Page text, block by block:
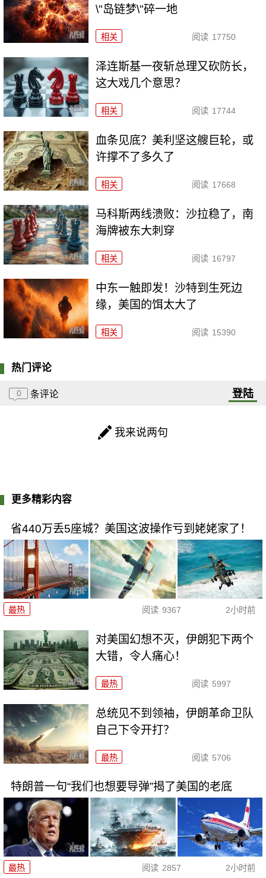
\"岛链梦\"碎一地
相关 阅读 17750
泽连斯基一夜斩总理又砍防长，
这大戏几个意思？
相关 阅读 17744
血条见底？美利坚这艘巨轮，或
许撑不了多久了
相关 阅读 17668
马科斯两线溃败：沙拉稳了，南
海牌被东大刺穿
相关 阅读 16797
中东一触即发！沙特到生死边
缘，美国的饵太大了
相关 阅读 15390
热门评论
0 条评论 登陆
我来说两句
更多精彩内容
省440万丢5座城？美国这波操作亏到姥姥家了！
最热 阅读 9367 2小时前
对美国幻想不灭，伊朗犯下两个
大错，令人痛心！
最热 阅读 5997
总统见不到领袖，伊朗革命卫队
自己下令开打？
最热 阅读 5706
特朗普一句“我们也想要导弹”揭了美国的老底
最热 阅读 2857 2小时前